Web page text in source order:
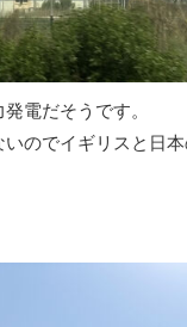
電だそうです。
のでイギリスと日